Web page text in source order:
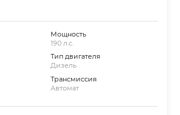
Мощность
190 л.с.
Тип двигателя
Дизель
Трансмиссия
Автомат